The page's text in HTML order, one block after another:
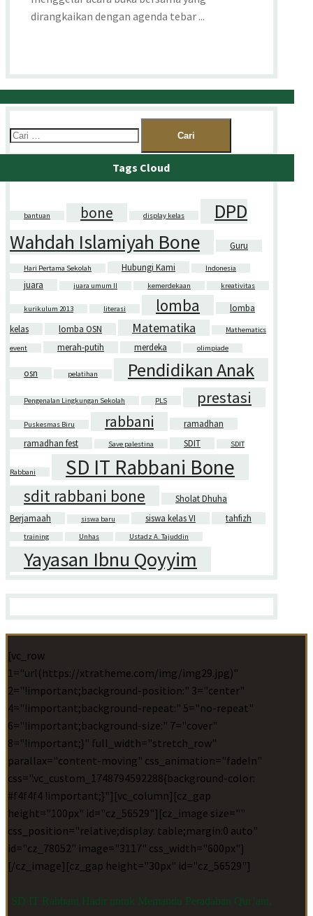
dirangkaikan dengan agenda tebar ...
Cari
untuk:
Tags Cloud
bantuan bone display kelas
DPD
Wahdah Islamiyah Bone
Guru
Hari Pertama Sekolah Hubungi Kami Indonesia
juara juara umum II kemerdekaan kreativitas
kurikulum 2013 literasi lomba
lomba
kelas
lomba OSN Matematika
Mathematics
event
merah-putih merdeka olimpiade
osn pelatihan Pendidikan Anak
Pengenalan Lingkungan Sekolah PLS prestasi
Puskesmas Biru rabbani
ramadhan
ramadhan fest
Save palestina SDIT SDIT
Rabbani SD IT Rabbani Bone
sdit rabbani bone
Sholat Dhuha
Berjamaah
siswa baru siswa kelas VI tahfizh
training Unhas Ustadz A. Tajuddin
Yayasan Ibnu Qoyyim
[vc_row
1="url(https://xtratheme.com/img/img29.jpg)"
2="!important;background-position:" 3="center"
4="!important;background-repeat:" 5="no-repeat"
6="!important;background-size:" 7="cover"
8="!important;}" full_width="stretch_row"
parallax="content-moving" css_animation="fadeIn"
css=".vc_custom_1748794592288{background-color:
#f4f4f4 !important;}"][vc_column][cz_gap
height="100px" id="cz_56529"][cz_image size=""
css_position="relative;display: table;margin:0 auto"
id="cz_78052" image="3117" css_width="600px"]
[/cz_image][cz_gap height="30px" id="cz_56529"]
SD IT Rabbani Hadir untuk Memandu Peradaban Qur’ani,